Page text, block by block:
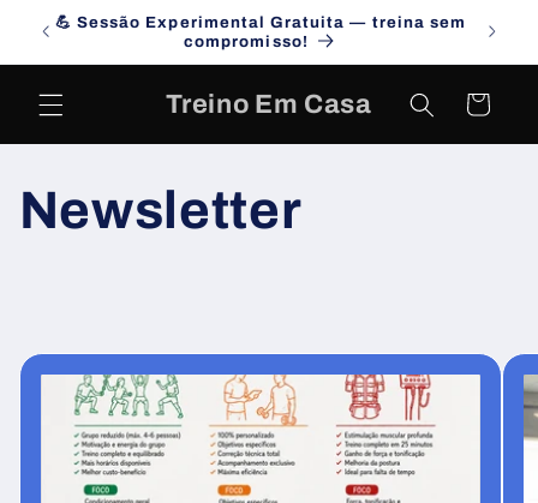
Skip to
content
💪 Sessão Experimental Gratuita — treina sem
compromisso!
Treino Em Casa Cart
Newsletter